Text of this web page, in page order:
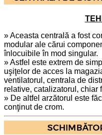
» Aceasta centrală a fost
modular ale cărui
înlocuibile în mod singular.
» Astfel este extrem de
uşiţelor de acces la
ventilatorul, centrala de
relative, catalizatorul, chiar
» De altfel arzătorul este
conţinut de crom.